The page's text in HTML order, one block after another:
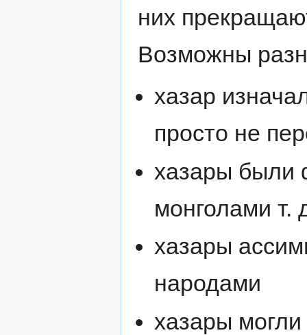
них
Возможны
хазар
просто не
хазары были
монголами т.
хазары
народами
хазары